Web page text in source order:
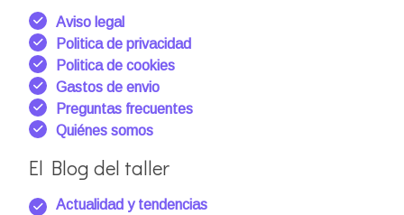
Aviso legal
Politica de privacidad
Politica de cookies
Gastos de envio
Preguntas frecuentes
Quiénes somos
El Blog del taller
Actualidad y tendencias